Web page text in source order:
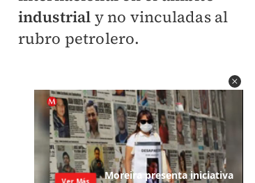
industrial y no vinculadas al
rubro petrolero.